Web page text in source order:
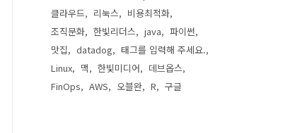
클라우드
리눅스
비용최적화
조직문화
한빛리더스 java
파이썬
맛집
datadog
태그를 입력해 주세요.
Linux
맥 한빛미디어
데브옵스
FinOps
AWS 오블완 R 구글